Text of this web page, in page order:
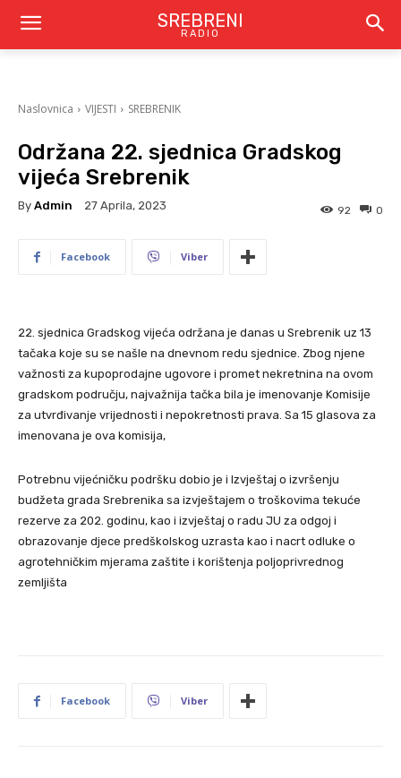
SREBRENI
RADIO
Naslovnica VIJESTI SREBRENIK
Održana 22. sjednica Gradskog
vijeća Srebrenik
By Admin 27 Aprila, 2023 0
92
Facebook Viber
22. sjednica Gradskog vijeća održana je danas u Srebrenik uz 13
tačaka koje su se našle na dnevnom redu sjednice. Zbog njene
važnosti za kupoprodajne ugovore i promet nekretnina na ovom
gradskom području, najvažnija tačka bila je imenovanje Komisije
za utvrđivanje vrijednosti i nepokretnosti prava. Sa 15 glasova za
imenovana je ova komisija,
Potrebnu vijećničku podršku dobio je i Izvještaj o izvršenju
budžeta grada Srebrenika sa izvještajem o troškovima tekuće
rezerve za 202. godinu, kao i izvještaj o radu JU za odgoj i
obrazovanje djece predškolskog uzrasta kao i nacrt odluke o
agrotehničkim mjerama zaštite i korištenja poljoprivrednog
zemljišta
Facebook Viber